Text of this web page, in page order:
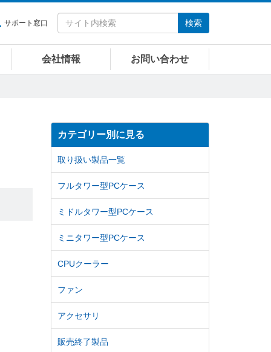
サポート窓口 検索
会社情報 お問い合わせ
カテゴリー別に見る
取り扱い製品一覧
フルタワー型PCケース
ミドルタワー型PCケース
ミニタワー型PCケース
CPUクーラー
ファン
アクセサリ
販売終了製品